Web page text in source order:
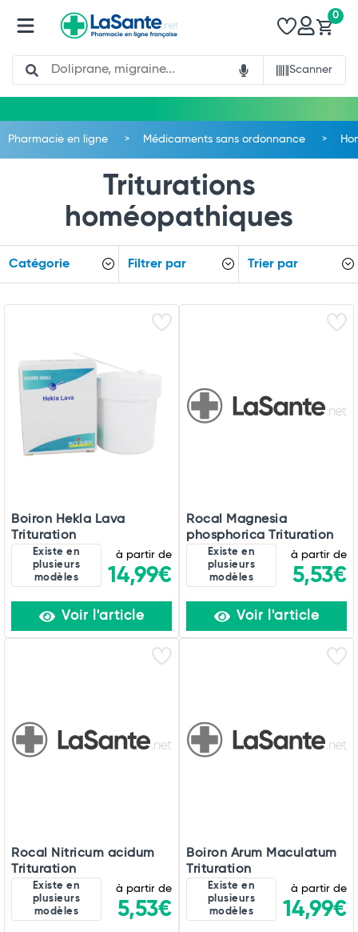
Search
Scanner
0
Commander
Pharmacie en ligne Médicaments sans ordonnance
Triturations
homéopathiques
Catégorie Filtrer par Trier par
Boiron Hekla Lava
Trituration
Existe en
plusieurs
modèles
à partir de
14,99€
Voir l'article
Rocal Magnesia
phosphorica Trituration
Existe en
plusieurs
modèles
à partir de
5,53€
Voir l'article
Rocal Nitricum acidum
Trituration
Existe en
plusieurs
modèles
à partir de
5,53€
Boiron Arum Maculatum
Trituration
Existe en
plusieurs
modèles
à partir de
14,99€